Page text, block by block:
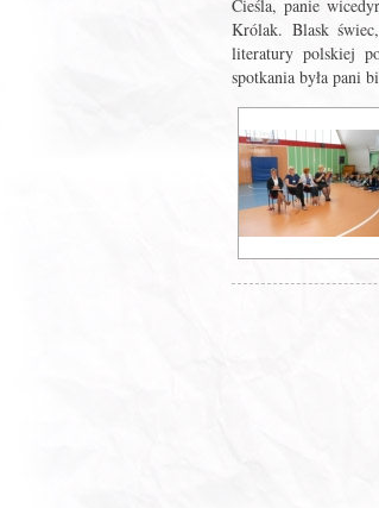
Cieśla, panie
Królak. Blask
literatury polskiej
spotkania była pani